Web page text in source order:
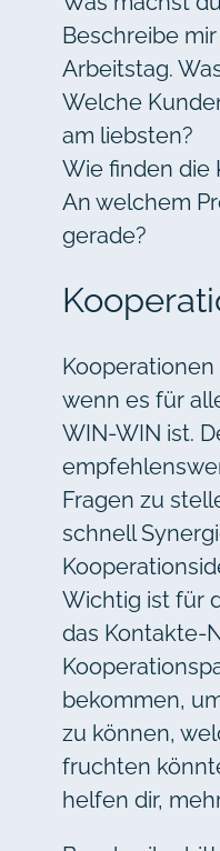
Beschreibe
Arbeitstag.
Welche
am liebsten?
Wie finden die
An welchem
gerade?
wenn es für
WIN-WIN ist.
Fragen zu
schnell
Wichtig ist für
das Kontakte-
bekommen,
zu können,
fruchten
helfen dir,